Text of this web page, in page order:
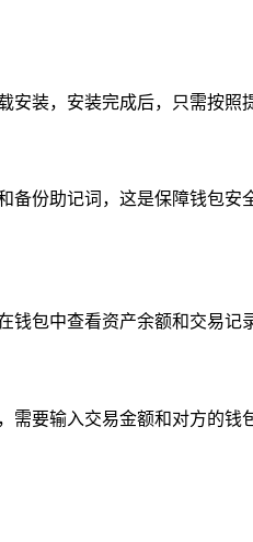
装，安装完成后，只需按
份助记词，这是保障钱包
包中查看资产余额和交易记
要输入交易金额和对方的钱